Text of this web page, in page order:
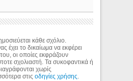
κάθε σχόλιο.
έχει το δικαίωμα να εκφέρει
οι οποίες εκφράζουν
σχολιαστή. Τα συκοφαντικά ή
χωρίς
στιςοδηγίες χρήσης.